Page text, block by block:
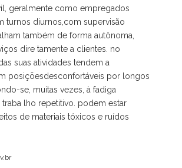
geralmente como empregados
turnos diurnos,com supervisão
também de forma autônoma,
dire tamente a clientes. no
suas atividades tendem a
posiçõesdesconfortáveis por longos
se, muitas vezes, à fadiga
lho repetitivo. podem estar
de materiais tóxicos e ruídos